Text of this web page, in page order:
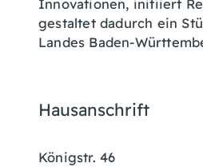
Innovationen, initiiert
gestaltet dadurch ein
Landes Baden-
Hausanschrift
Königstr. 46